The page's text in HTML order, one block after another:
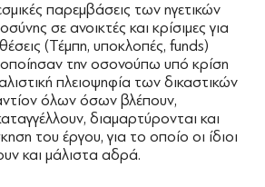
παρεμβάσεις των ηγετικών
σε ανοικτές και κρίσιμες για
(Τέμπη, υποκλοπές, funds)
την οσονούπω υπό κρίση
πλειοψηφία των δικαστικών
όλων όσων βλέπουν,
διαμαρτύρονται και
του έργου, για το οποίο οι ίδιοι
και μάλιστα αδρά.